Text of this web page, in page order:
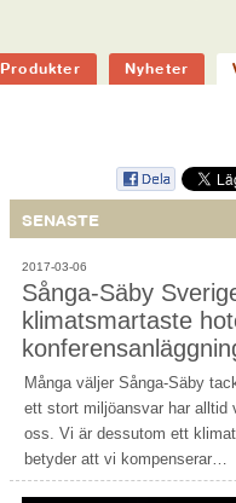
Produkter Nyheter
SENASTE
2017-03-06
Sånga-Säby
klimatsmartaste
Många väljer Sånga-Säby
ett stort miljöansvar har alltid
oss. Vi är dessutom ett
betyder att vi kompenserar…